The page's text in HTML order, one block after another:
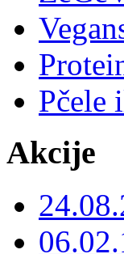
Pčele
Akcije